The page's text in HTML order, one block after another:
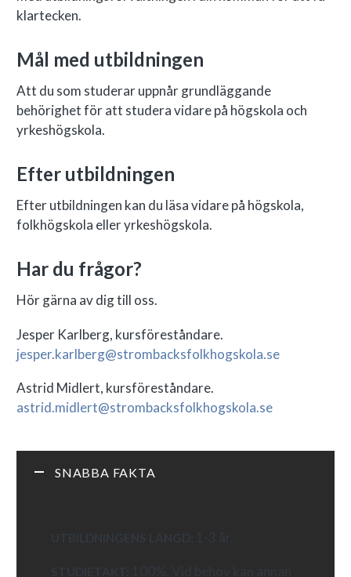
klartecken.
Mål med utbildningen
Att du som studerar uppnår grundläggande
behörighet för att studera vidare på högskola och
yrkeshögskola.
Efter utbildningen
Efter utbildningen kan du läsa vidare på högskola,
folkhögskola eller yrkeshögskola.
Har du frågor?
Hör gärna av dig till oss.
Jesper Karlberg, kursföreståndare.
jesper.karlberg@strombacksfolkhogskola.se
Astrid Midlert, kursföreståndare.
astrid.midlert@strombacksfolkhogskola.se
SNABBA FAKTA